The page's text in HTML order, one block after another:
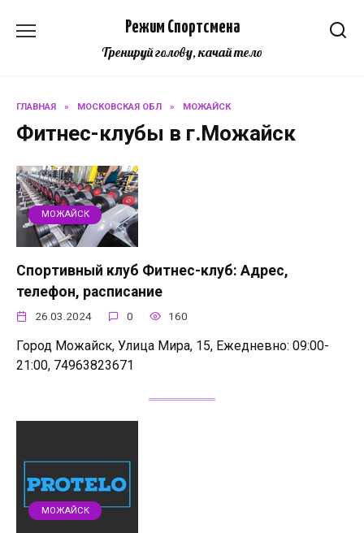
Режим Спортсмена
Тренируй голову, качай тело
ГЛАВНАЯ » МОСКОВСКАЯ ОБЛ » МОЖАЙСК
Фитнес-клубы в г.Можайск
МОЖАЙСК
Спортивный клуб Фитнес-клуб: Адрес,
телефон, расписание
26.03.2024 0 160
Город Можайск, Улица Мира, 15, Ежедневно: 09:00-
21:00, 74963823671
МОЖАЙСК